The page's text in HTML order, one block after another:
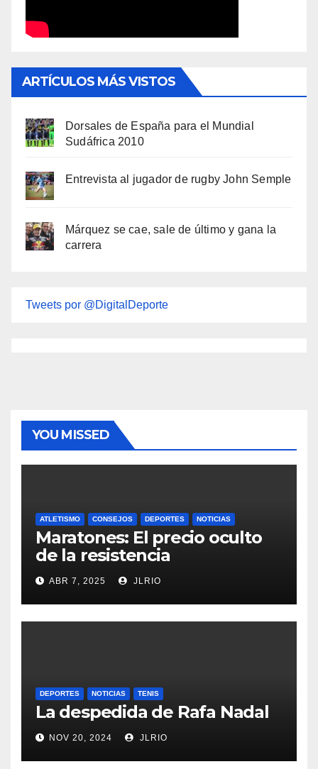
ARTÍCULOS MÁS VISTOS
Dorsales de España para el Mundial
Sudáfrica 2010
Entrevista al jugador de rugby John Semple
Márquez se cae, sale de último y gana la
carrera
Tweets por @DigitalDeporte
YOU MISSED
ATLETISMO CONSEJOS DEPORTES NOTICIAS
Maratones: El precio oculto
de la resistencia
ABR 7, 2025 JLRIO
DEPORTES NOTICIAS TENIS
La despedida de Rafa Nadal
NOV 20, 2024 JLRIO